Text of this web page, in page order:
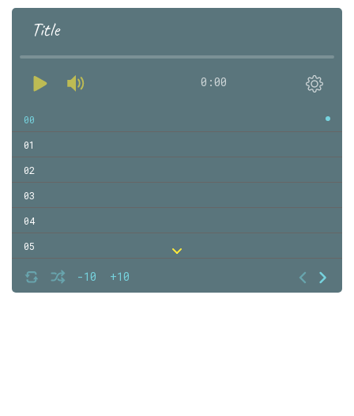
Title
0:00
-10 +10
00
01
02
03
04
05
06
07